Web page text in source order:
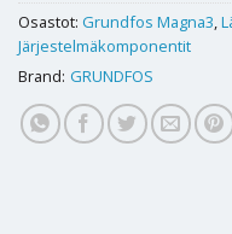
Osastot: Grundfos Magna3,
Järjestelmäkomponentit
Brand: GRUNDFOS